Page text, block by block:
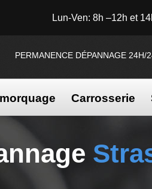
Lun-Ven: 8h –12h et
PERMANENCE DÉPANNAGE
Carrosserie